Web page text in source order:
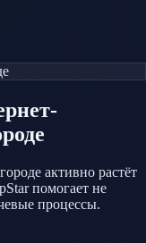
активно растёт
помогает не
процессы.